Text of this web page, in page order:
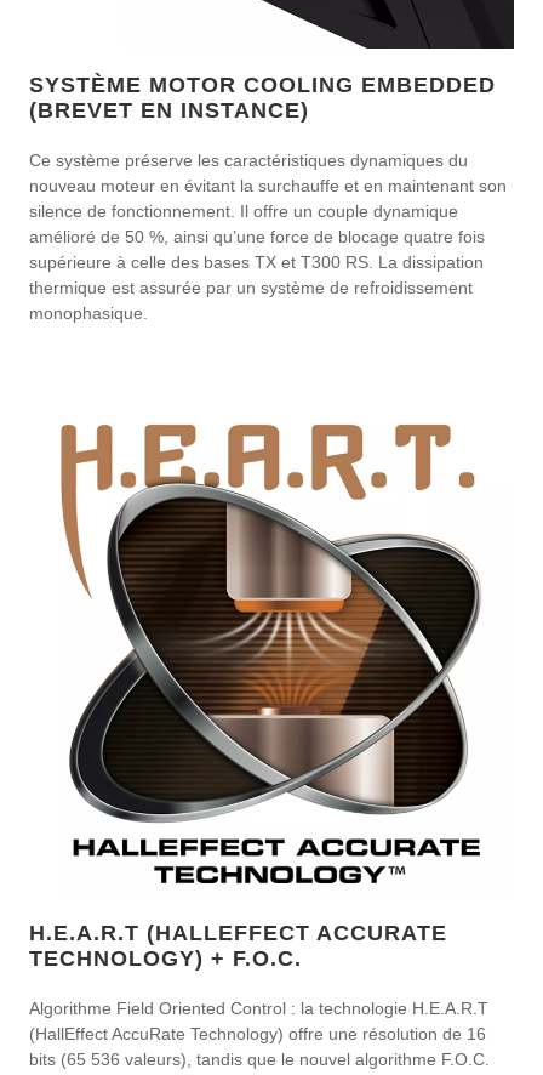
SYSTÈME MOTOR COOLING EMBEDDED
(BREVET EN INSTANCE)
Ce système préserve les caractéristiques dynamiques du
nouveau moteur en évitant la surchauffe et en maintenant son
silence de fonctionnement. Il offre un couple dynamique
amélioré de 50 %, ainsi qu’une force de blocage quatre fois
supérieure à celle des bases TX et T300 RS. La dissipation
thermique est assurée par un système de refroidissement
monophasique.
H.E.A.R.T (HALLEFFECT ACCURATE
TECHNOLOGY) + F.O.C.
Algorithme Field Oriented Control : la technologie H.E.A.R.T
(HallEffect AccuRate Technology) offre une résolution de 16
bits (65 536 valeurs), tandis que le nouvel algorithme F.O.C.